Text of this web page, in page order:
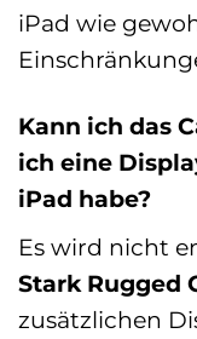
iPad wie
Kann ich das
ich eine
iPad habe?
Es wird nicht
Stark Rugged
zusätzlichen